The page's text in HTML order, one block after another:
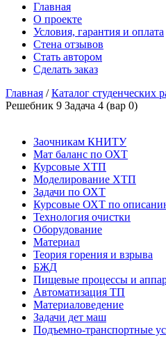
Главная
О проекте
Условия, гарантия и оплата
Стена отзывов
Стать автором
Сделать заказ
Главная /Каталог студенческих
Решебник 9 Задача 4 (вар 0)
Заочникам КНИТУ
Мат баланс по ОХТ
Курсовые ХТП
Моделирование ХТП
Задачи по ОХТ
Курсовые ОХТ по
Технология очистки
Оборудование
Материал
Теория горения и взрыва
БЖД
Пищевые процессы и
Автоматизация ТП
Материаловедение
Задачи дет маш
Подъемно-транспортные